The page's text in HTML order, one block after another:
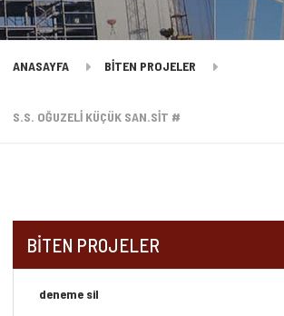
ANASAYFA BİTEN PROJELER
S.S. OĞUZELİ KÜÇÜK SAN.SİT #
BİTEN PROJELER
deneme sil